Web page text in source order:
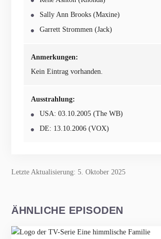
Sally Ann Brooks (Maxine)
Garrett Strommen (Jack)
Anmerkungen:
Kein Eintrag vorhanden.
Ausstrahlung:
USA: 03.10.2005 (The WB)
DE: 13.10.2006 (VOX)
Letzte Aktualisierung: 5. Oktober 2025
ÄHNLICHE EPISODEN